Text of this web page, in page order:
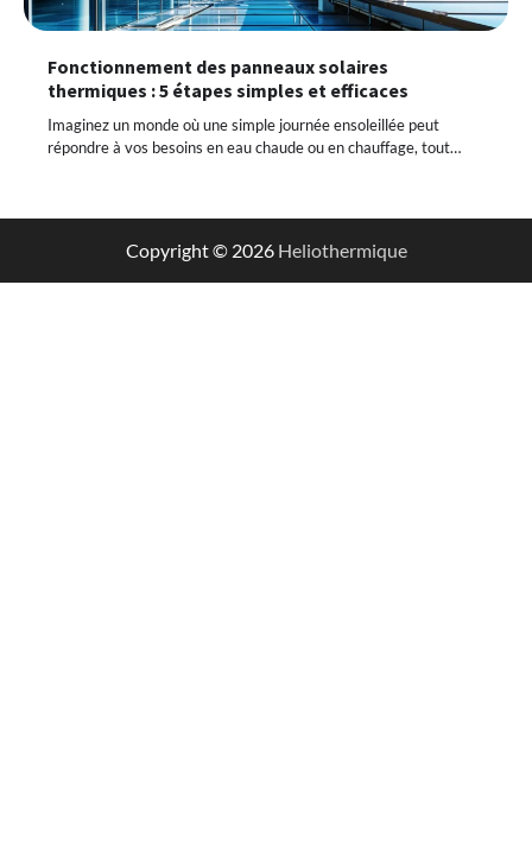
Fonctionnement des panneaux solaires
thermiques : 5 étapes simples et efficaces
Imaginez un monde où une simple journée ensoleillée peut
répondre à vos besoins en eau chaude ou en chauffage, tout…
Copyright © 2026 Heliothermique